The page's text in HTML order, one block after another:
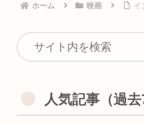
ホーム 映画 イ
人気記事（過去